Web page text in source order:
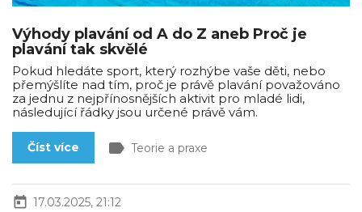
Výhody plavání od A do Z aneb Proč je
plavání tak skvělé
Pokud hledáte sport, který rozhýbe vaše děti, nebo
přemýšlíte nad tím, proč je právě plavání považováno
za jednu z nejpřínosnějších aktivit pro mladé lidi,
následující řádky jsou určené právě vám.
Číst více label Teorie a praxe
today 17.03.2025, 21:12